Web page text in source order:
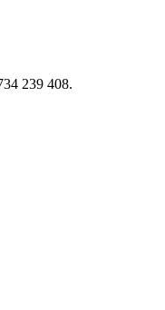
239 408.